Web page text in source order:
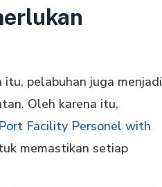
pelabuhan juga menjadi
Oleh karena itu,
Facility Personel with
memastikan setiap